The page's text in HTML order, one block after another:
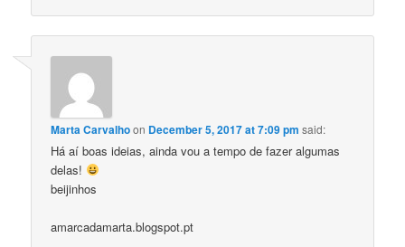
Marta Carvalhoon December 5, 2017 at 7:09 pm said:
Há aí boas ideias, ainda vou a tempo de fazer algumas
delas!
beijinhos
amarcadamarta.blogspot.pt